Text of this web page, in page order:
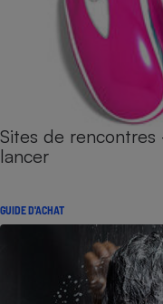
Sites de
lancer
GUIDE D'ACHAT